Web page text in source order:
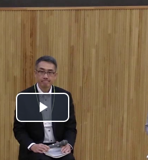
Play
Video